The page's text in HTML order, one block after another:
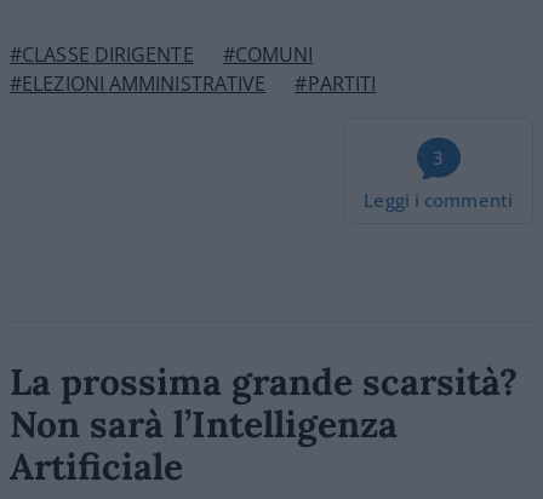
#CLASSE DIRIGENTE
#COMUNI
#ELEZIONI AMMINISTRATIVE
#PARTITI
3
Leggi i commenti
La prossima grande scarsità?
Non sarà l’Intelligenza
Artificiale